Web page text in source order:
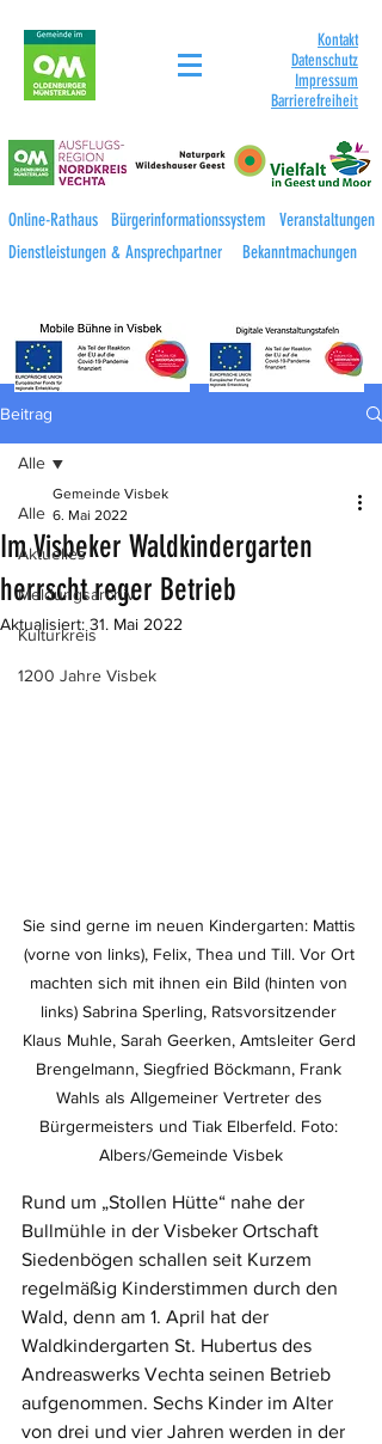
Kontakt
Datenschutz
Impressum
Barrierefreiheit
Online-Rathaus Bürgerinformationssystem
Veranstaltungen
Dienstleistungen & Ansprechpartner
Bekanntmachungen
Beitrag
Alle
Aktuelles
Meldungsarchiv
Kulturkreis
1200 Jahre Visbek
Alle
Im Visbeker Waldkindergarten
herrscht reger Betrieb
Gemeinde Visbek
6. Mai 2022
Aktualisiert: 31. Mai 2022
Sie sind gerne im neuen Kindergarten: Mattis
(vorne von links), Felix, Thea und Till. Vor Ort
machten sich mit ihnen ein Bild (hinten von
links) Sabrina Sperling, Ratsvorsitzender
Klaus Muhle, Sarah Geerken, Amtsleiter Gerd
Brengelmann, Siegfried Böckmann, Frank
Wahls als Allgemeiner Vertreter des
Bürgermeisters und Tiak Elberfeld. Foto:
Albers/Gemeinde Visbek
Rund um „Stollen Hütte“ nahe der
Bullmühle in der Visbeker Ortschaft
Siedenbögen schallen seit Kurzem
regelmäßig Kinderstimmen durch den
Wald, denn am 1. April hat der
Waldkindergarten St. Hubertus des
Andreaswerks Vechta seinen Betrieb
aufgenommen. Sechs Kinder im Alter
von drei und vier Jahren werden in der